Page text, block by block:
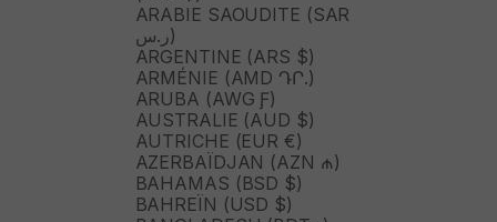
ARABIE SAOUDITE (SAR
ر.س)
ARGENTINE (ARS $)
ARMÉNIE (AMD ԴՐ.)
ARUBA (AWG Ƒ)
AUSTRALIE (AUD $)
AUTRICHE (EUR €)
AZERBAÏDJAN (AZN ₼)
BAHAMAS (BSD $)
BAHREÏN (USD $)